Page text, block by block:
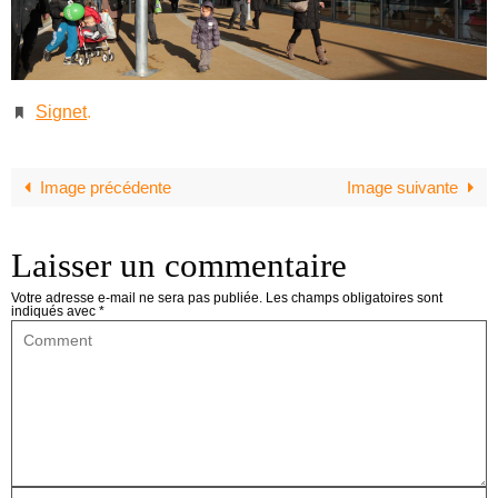
Signet.
Image précédente Image suivante
Laisser un commentaire
Votre adresse e-mail ne sera pas publiée. Les champs obligatoires sont
indiqués avec *